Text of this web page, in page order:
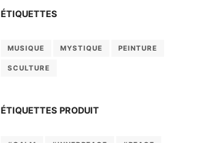
ÉTIQUETTES
MUSIQUE MYSTIQUE PEINTURE
SCULTURE
ÉTIQUETTES PRODUIT